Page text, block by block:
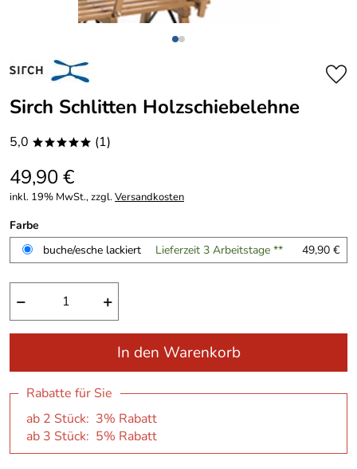
Sirch Schlitten Holzschiebelehne
5,0 ***** (1)
49,90 €
inkl. 19% MwSt., zzgl.Versandkosten
Farbe
buche/esche lackiert
Lieferzeit 3 Arbeitstage ** 49,90 €
− +
In den Warenkorb
Rabatte für Sie
ab 2 Stück: 3% Rabatt
ab 3 Stück: 5% Rabatt